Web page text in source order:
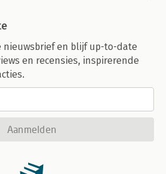
nieuwsbrief en blijf up-to-date
en recensies, inspirerende
Aanmelden